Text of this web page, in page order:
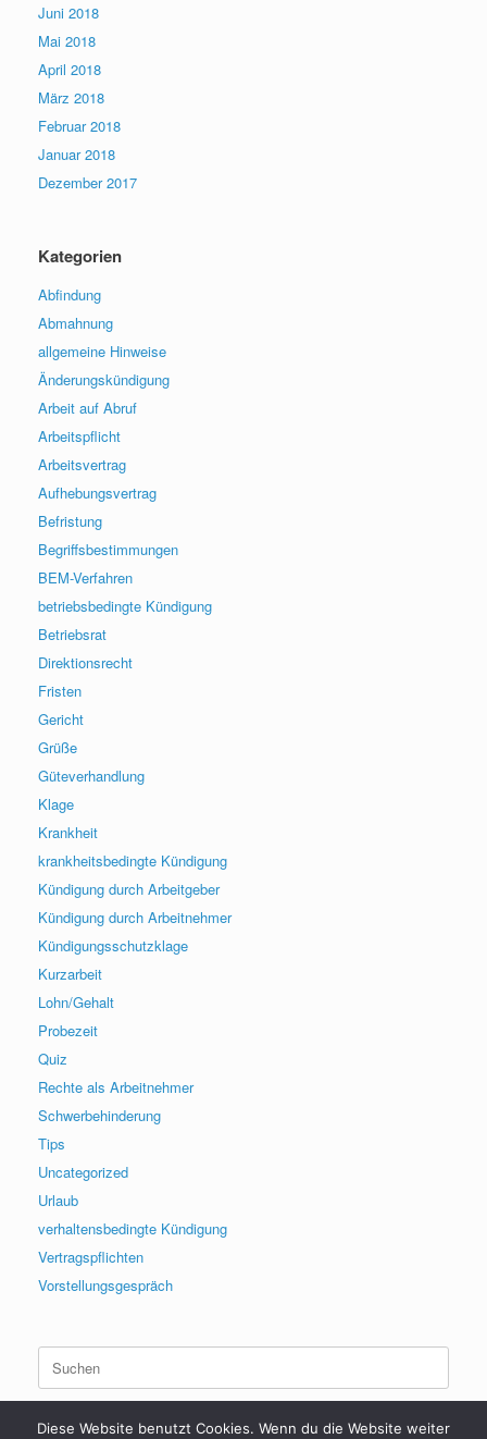
Juni 2018
Mai 2018
April 2018
März 2018
Februar 2018
Januar 2018
Dezember 2017
Kategorien
Abfindung
Abmahnung
allgemeine Hinweise
Änderungskündigung
Arbeit auf Abruf
Arbeitspflicht
Arbeitsvertrag
Aufhebungsvertrag
Befristung
Begriffsbestimmungen
BEM-Verfahren
betriebsbedingte Kündigung
Betriebsrat
Direktionsrecht
Fristen
Gericht
Grüße
Güteverhandlung
Klage
Krankheit
krankheitsbedingte Kündigung
Kündigung durch Arbeitgeber
Kündigung durch Arbeitnehmer
Kündigungsschutzklage
Kurzarbeit
Lohn/Gehalt
Probezeit
Quiz
Rechte als Arbeitnehmer
Schwerbehinderung
Tips
Uncategorized
Urlaub
verhaltensbedingte Kündigung
Vertragspflichten
Vorstellungsgespräch
Suchen
nach:
Diese Website benutzt Cookies. Wenn du die Website weiter